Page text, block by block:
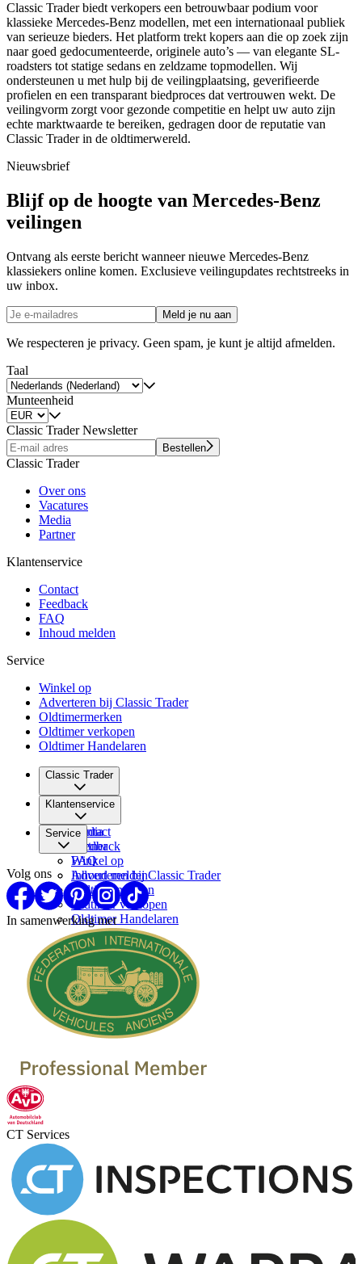
Classic Trader biedt verkopers een betrouwbaar podium voor
klassieke Mercedes-Benz modellen, met een internationaal publiek
van serieuze bieders. Het platform trekt kopers aan die op zoek zijn
naar goed gedocumenteerde, originele auto’s — van elegante SL-
roadsters tot statige sedans en zeldzame topmodellen. Wij
ondersteunen u met hulp bij de veilingplaatsing, geverifieerde
profielen en een transparant biedproces dat vertrouwen wekt. De
veilingvorm zorgt voor gezonde competitie en helpt uw auto zijn
echte marktwaarde te bereiken, gedragen door de reputatie van
Classic Trader in de oldtimerwereld.
Nieuwsbrief
Blijf op de hoogte van Mercedes-Benz
veilingen
Ontvang als eerste bericht wanneer nieuwe Mercedes-Benz
klassiekers online komen. Exclusieve veilingupdates rechtstreeks in
uw inbox.
Meld je nu aan
We respecteren je privacy. Geen spam, je kunt je altijd afmelden.
Taal
Munteenheid
Classic Trader Newsletter
Bestellen
Classic Trader
Over ons
Vacatures
Media
Partner
Klantenservice
Contact
Feedback
FAQ
Inhoud melden
Service
Winkel op
Adverteren bij Classic Trader
Oldtimermerken
Oldtimer verkopen
Oldtimer Handelaren
Classic Trader
Over ons
Vacatures
Media
Partner
Klantenservice
Contact
Feedback
FAQ
Inhoud melden
Service
Winkel op
Adverteren bij Classic Trader
Oldtimermerken
Oldtimer verkopen
Oldtimer Handelaren
Volg ons
In samenwerking met
CT Services